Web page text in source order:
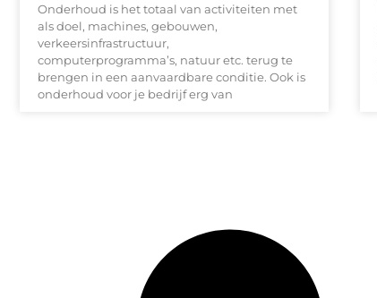
Onderhoud is het totaal van activiteiten met
als doel, machines, gebouwen,
verkeersinfrastructuur,
computerprogramma’s, natuur etc. terug te
brengen in een aanvaardbare conditie. Ook is
onderhoud voor je bedrijf erg van